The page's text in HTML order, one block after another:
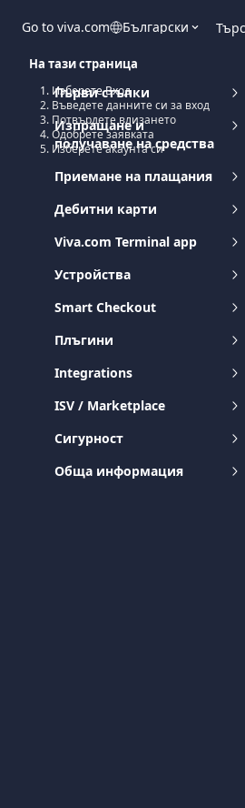
Go to viva.com Български
Първи стъпки
Изпращане и
получаване на средства
Приемане на плащания
Дебитни карти
Viva.com Terminal app
Устройства
Smart Checkout
Плъгини
Integrations
ISV / Marketplace
Сигурност
Обща информация
На тази страница
1. Изберете Вход
2. Въведете данните си за вход
3. Потвърдете влизането
4. Одобрете заявката
5. Изберете акаунта си